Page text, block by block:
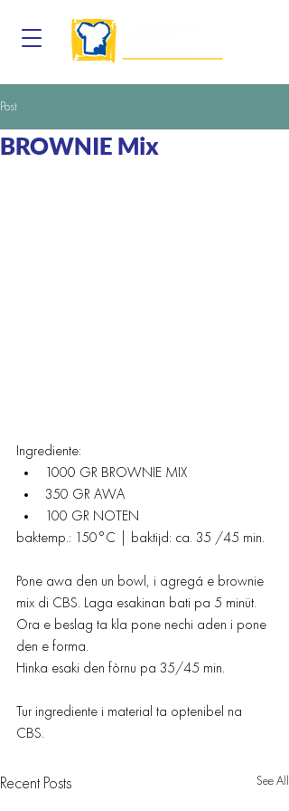
Post
BROWNIE Mix
Ingrediente:
1000 GR BROWNIE MIX
350 GR AWA
100 GR NOTEN
baktemp.: 150°C | baktijd: ca. 35 /45 min.
Pone awa den un bowl, i agregá e brownie
mix di CBS. Laga esakinan bati pa 5 minüt.
Ora e beslag ta kla pone nechi aden i pone
den e forma.
Hinka esaki den fòrnu pa 35/45 min.
Tur ingrediente i material ta optenibel na
CBS.
Recent Posts See All